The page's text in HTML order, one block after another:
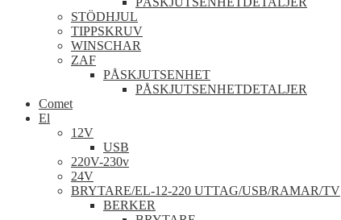
STÖDHJUL
TIPPSKRUV
WINSCHAR
ZAF
PÅSKJUTSENHET
PÅSKJUTSENHETDETALJER
Comet
El
12V
USB
220V-230v
24V
BRYTARE/EL-12-220 UTTAG/USB/RAMAR/TV
BERKER